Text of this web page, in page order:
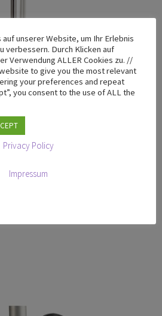
– Limited Design Edition
unserer Website, um Ihr Erlebnis
verbessern. Durch Klicken auf
Verwendung ALLER Cookies zu. //
to give you the most relevant
your preferences and repeat
you consent to the use of ALL the
Privacy Policy
Impressum